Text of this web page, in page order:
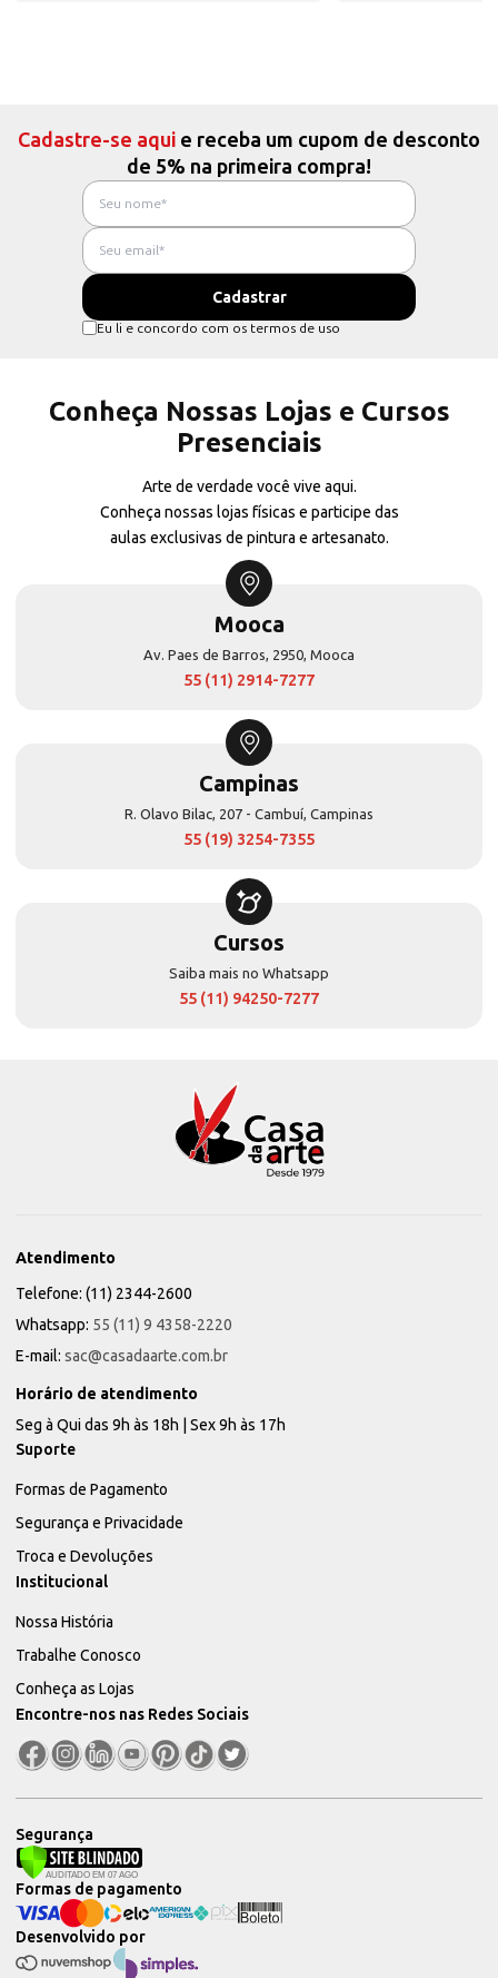
Cadastre-se aqui e receba um cupom de desconto
de 5% na primeira compra!
Eu li e concordo com os termos de uso
Conheça Nossas Lojas e Cursos
Presenciais
Arte de verdade você vive aqui.
Conheça nossas lojas físicas e participe das
aulas exclusivas de pintura e artesanato.
Mooca
Av. Paes de Barros, 2950, Mooca
55 (11) 2914-7277
Campinas
R. Olavo Bilac, 207 - Cambuí, Campinas
55 (19) 3254-7355
Cursos
Saiba mais no Whatsapp
55 (11) 94250-7277
Atendimento
Telefone: (11) 2344-2600
Whatsapp: 55 (11) 9 4358-2220
E-mail: sac@casadaarte.com.br
Horário de atendimento
Seg à Qui das 9h às 18h | Sex 9h às 17h
Suporte
Formas de Pagamento
Segurança e Privacidade
Troca e Devoluções
Institucional
Nossa História
Trabalhe Conosco
Conheça as Lojas
Encontre-nos nas Redes Sociais
Segurança
Desenvolvido por
Formas de pagamento